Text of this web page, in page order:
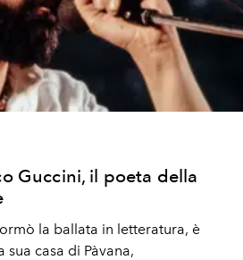
Guccini, il poeta della
la ballata in letteratura, è
casa di Pàvana,